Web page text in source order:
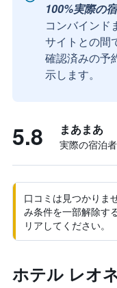
100%実際の
コンバインド
サイトとの間
確認済みの予
示します。
5.8 まあまあ
実際の宿泊
口コミは見つかりま
み条件を一部解除す
リアしてください。
ホテル レオ